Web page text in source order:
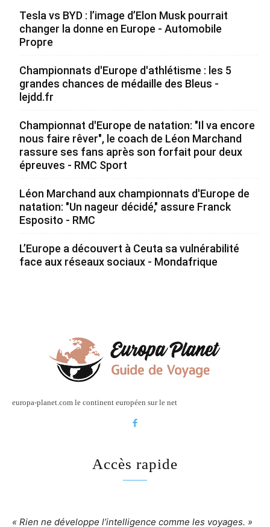
Tesla vs BYD : l’image d’Elon Musk pourrait
changer la donne en Europe - Automobile
Propre
Championnats d'Europe d'athlétisme : les 5
grandes chances de médaille des Bleus -
lejdd.fr
Championnat d'Europe de natation: "Il va encore
nous faire rêver", le coach de Léon Marchand
rassure ses fans après son forfait pour deux
épreuves - RMC Sport
Léon Marchand aux championnats d'Europe de
natation: "Un nageur décidé," assure Franck
Esposito - RMC
L’Europe a découvert à Ceuta sa vulnérabilité
face aux réseaux sociaux - Mondafrique
europa-planet.com le continent européen sur le net
Accès rapide
« Rien ne développe l’intelligence comme les voyages. »